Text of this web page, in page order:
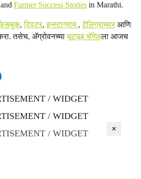
and Farmer Success Stories in Marathi.
,ट्विटर,इन्स्टाग्राम ,टेलिग्रामवरआणि
तसेच, ॲग्रोवनच्यायूट्यूब चॅनेलला आजच
/ WIDGET
/ WIDGET
/ WIDGET
×